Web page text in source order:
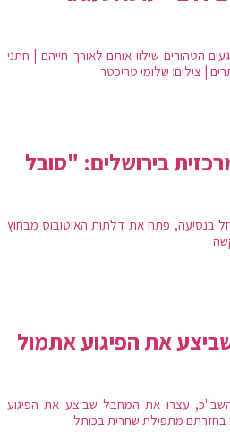
הטהורים שילוו אותם לאורך חייהם | חתני
| צילום: שלומי טריכטר
בירושלים: "סובל
בנסיעה, פתח את דלתות האוטובוס מבחוץ
את הפיגוע אתמול
השב"כ, עצרו את המחבל שביצע את הפיגוע
בחזרתם מתפילת שחרית בכותל